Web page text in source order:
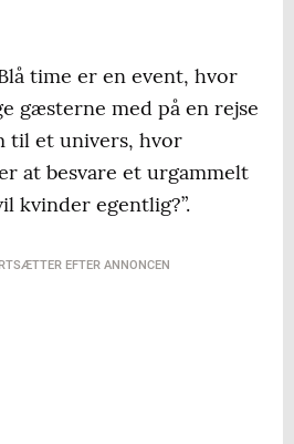
time er en event, hvor
gæsterne med på en rejse
til et univers, hvor
at besvare et urgammelt
kvinder egentlig?”.
EFTER ANNONCEN